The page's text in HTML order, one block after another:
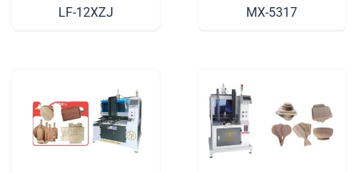
LF-12XZJ MX-5317